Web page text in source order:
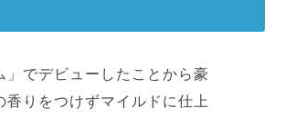
でデビューしたことから豪
りをつけずマイルドに仕上